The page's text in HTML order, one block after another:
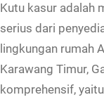
Kutu kasur adalah
serius dari
lingkungan rumah
Karawang Timur,
komprehensif,